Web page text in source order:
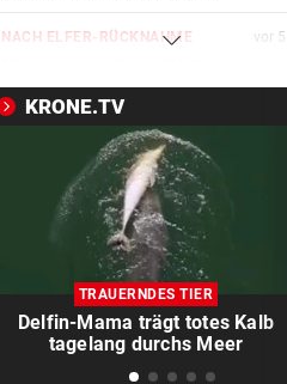
NACH ELFER-RÜCKNAHME vor
absoluter Skandal!“
WEGEN CEUTA-KRISE
Spanien kontert: Jetzt
Grenzkontrollen für Italien
SONNTAG NOCH IM KASTEN vor
Klubs aus Holland und Italien
locken WAC-Goalie
KRONE.TV
TRAUERNDES TIER
Delfin-Mama trägt totes Kalb
tagelang durchs Meer